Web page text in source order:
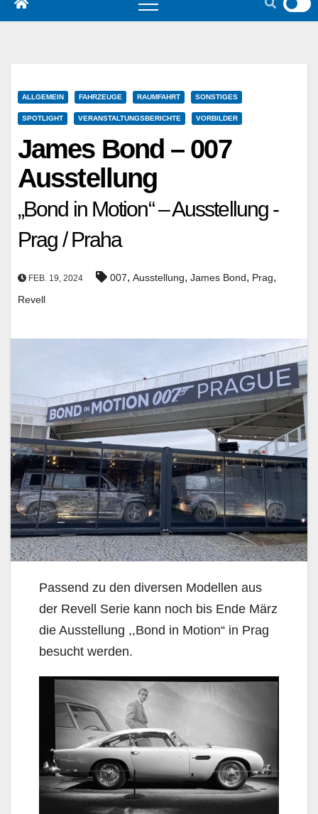
ALLGEMEIN FAHRZEUGE RAUMFAHRT SONSTIGES
SPOTLIGHT VERANSTALTUNGSBERICHTE VORBILDER
James Bond – 007
Ausstellung
„Bond in Motion“ – Ausstellung -
Prag / Praha
FEB. 19, 2024 007, Ausstellung, James Bond, Prag,
Revell
Passend zu den diversen Modellen aus
der Revell Serie kann noch bis Ende März
die Ausstellung ,,Bond in Motion“ in Prag
besucht werden.